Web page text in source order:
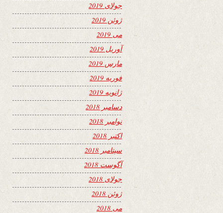
جولای 2019
ژوئن 2019
می 2019
آوریل 2019
مارس 2019
فوریه 2019
ژانویه 2019
دسامبر 2018
نوامبر 2018
اکتبر 2018
سپتامبر 2018
آگوست 2018
جولای 2018
ژوئن 2018
می 2018